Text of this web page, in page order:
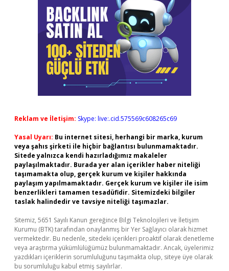
Reklam ve İletişim: Skype: live:.cid.575569c608265c69
Yasal Uyarı: Bu internet sitesi, herhangi bir marka, kurum
veya şahıs şirketi ile hiçbir bağlantısı bulunmamaktadır.
Sitede yalnızca kendi hazırladığımız makaleler
paylaşılmaktadır. Burada yer alan içerikler haber niteliği
taşımamakta olup, gerçek kurum ve kişiler hakkında
paylaşım yapılmamaktadır. Gerçek kurum ve kişiler ile isim
benzerlikleri tamamen tesadüfidir. Sitemizdeki bilgiler
taslak halindedir ve tavsiye niteliği taşımazlar.
Sitemiz, 5651 Sayılı Kanun gereğince Bilgi Teknolojileri ve İletişim
Kurumu (BTK) tarafından onaylanmış bir Yer Sağlayıcı olarak hizmet
vermektedir. Bu nedenle, sitedeki içerikleri proaktif olarak denetleme
veya araştırma yükümlülüğümüz bulunmamaktadır. Ancak, üyelerimiz
yazdıkları içeriklerin sorumluluğunu taşımakta olup, siteye üye olarak
bu sorumluluğu kabul etmiş sayılırlar.